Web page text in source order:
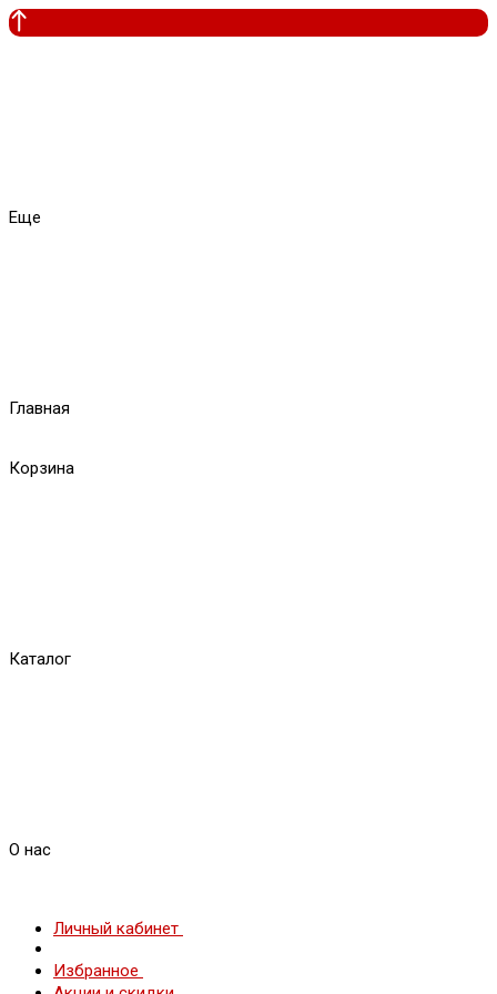
Еще
Главная
Корзина
Каталог
О нас
Личный кабинет
Избранное